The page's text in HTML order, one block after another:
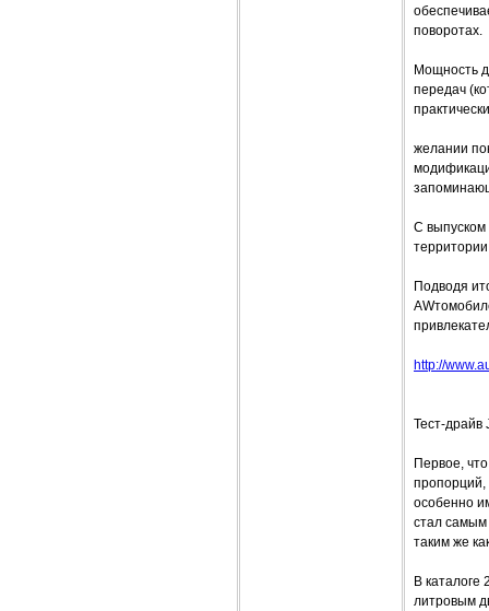
поворотах.
Мощность
передач
желании
С выпуском
Подводя
http://
Тест-драйв
Первое,
пропорций,
особенно
стал
таким же
В каталоге
литровым